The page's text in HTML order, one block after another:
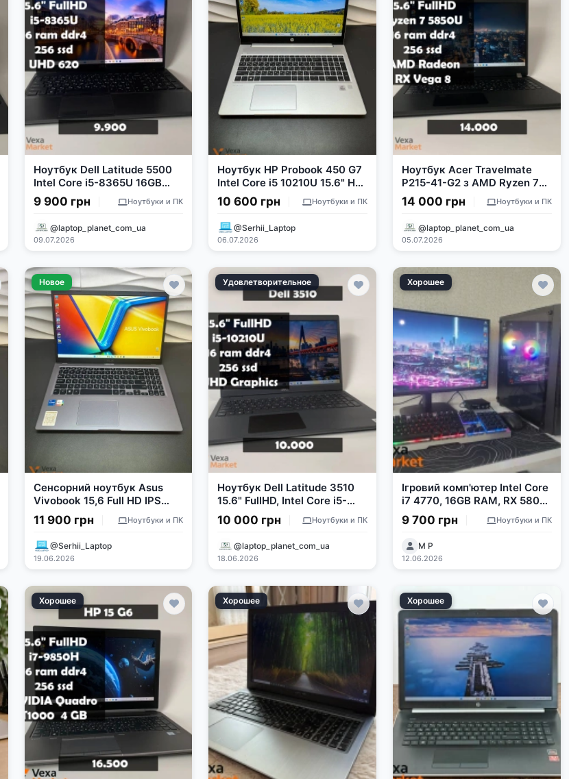
Ноутбук Dell Latitude 5500
Intel Core i5-8365U 16GB
RAM 256GB SSD
9 900 грн Ноутбуки и ПК
@laptop_planet_com_ua
09.07.2026
Ноутбук HP Probook 450 G7
Intel Core i5 10210U 15.6" HD
8GB RAM 256GB SSD
10 600 грн Ноутбуки и ПК
@Serhii_Laptop
06.07.2026
Ноутбук Acer Travelmate
P215-41-G2 з AMD Ryzen 7
Pro 5850U, 16GB RAM,
256GB SSD
14 000 грн Ноутбуки и ПК
@laptop_planet_com_ua
05.07.2026
Новое
Сенсорний ноутбук Asus
Vivobook 15,6 Full HD IPS
Touch Intel Core I5 1135G7
12Gb RAM 256Gb SSD
11 900 грн Ноутбуки и ПК
@Serhii_Laptop
19.06.2026
Удовлетворительное
Ноутбук Dell Latitude 3510
15.6" FullHD, Intel Core i5-
10210U, 16GB RAM, 256GB
SSD
10 000 грн Ноутбуки и ПК
@laptop_planet_com_ua
18.06.2026
Хорошее
Ігровий комп'ютер Intel Core
i7 4770, 16GB RAM, RX 580
8GB, SSD 256GB
9 700 грн Ноутбуки и ПК
M P
12.06.2026
Хорошее Хорошее Хорошее